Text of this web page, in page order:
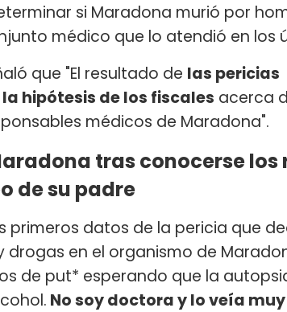
si Maradona murió por
médico que lo atendió en los
que "El resultado de las pericias
hipótesis de los fiscales acerca
médicos de Maradona".
tras conocerse los
de su padre
primeros datos de la pericia que
en el organismo de
de put* esperando que la
No soy doctora y lo veía